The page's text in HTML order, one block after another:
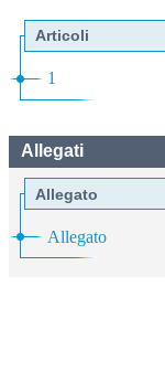
Articoli
1
Allegati
Allegato
Allegato